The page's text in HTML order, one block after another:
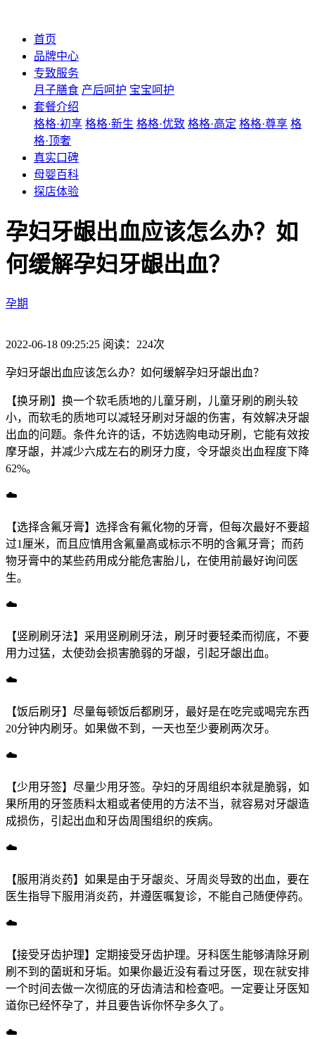
首页
品牌中心
专致服务
月子膳食 产后呵护 宝宝呵护
套餐介绍
格格·初享 格格·新生 格格·优致 格格·高定 格格·尊享 格
格·顶奢
真实口碑
母婴百科
探店体验
孕妇牙龈出血应该怎么办？如
何缓解孕妇牙龈出血？
孕期
2022-06-18 09:25:25 阅读：224次
孕妇牙龈出血应该怎么办？如何缓解孕妇牙龈出血？
【换牙刷】换一个软毛质地的儿童牙刷，儿童牙刷的刷头较
小，而软毛的质地可以减轻牙刷对牙龈的伤害，有效解决牙龈
出血的问题。条件允许的话，不妨选购电动牙刷，它能有效按
摩牙龈，并减少六成左右的刷牙力度，令牙龈炎出血程度下降
62%。
☁️
【选择含氟牙膏】选择含有氟化物的牙膏，但每次最好不要超
过1厘米，而且应慎用含氟量高或标示不明的含氟牙膏；而药
物牙膏中的某些药用成分能危害胎儿，在使用前最好询问医
生。
☁️
【竖刷刷牙法】采用竖刷刷牙法，刷牙时要轻柔而彻底，不要
用力过猛，太使劲会损害脆弱的牙龈，引起牙龈出血。
☁️
【饭后刷牙】尽量每顿饭后都刷牙，最好是在吃完或喝完东西
20分钟内刷牙。如果做不到，一天也至少要刷两次牙。
☁️
【少用牙签】尽量少用牙签。孕妇的牙周组织本就是脆弱，如
果所用的牙签质料太粗或者使用的方法不当，就容易对牙龈造
成损伤，引起出血和牙齿周围组织的疾病。
☁️
【服用消炎药】如果是由于牙龈炎、牙周炎导致的出血，要在
医生指导下服用消炎药，并遵医嘱复诊，不能自己随便停药。
☁️
【接受牙齿护理】定期接受牙齿护理。牙科医生能够清除牙刷
刷不到的菌斑和牙垢。如果你最近没有看过牙医，现在就安排
一个时间去做一次彻底的牙齿清洁和检查吧。一定要让牙医知
道你已经怀孕了，并且要告诉你怀孕多久了。
☁️